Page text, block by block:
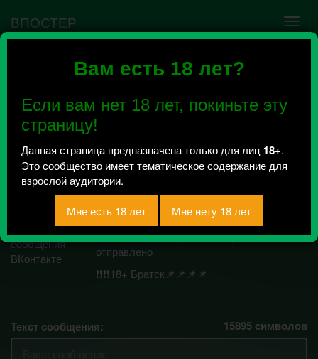
Вам есть 18 лет?
Если вам нет 18 лет, покиньте эту
страницу!
Данная страница предназначена только для лиц 18+.
Это сообщество имеет тематическое содержание для
взрослой аудитории.
ВПОСТЕР
Ошибка VK API #5
сообщества нужно авторизоваться на сервисе
повторно.
[город
грехов]+18Братское
движение
Всего 1, за сегодня 0 сообщений
отправлено
❗❗❗❗18+ Братск📌📌📌📌
Текст сообщения: 15895 символов